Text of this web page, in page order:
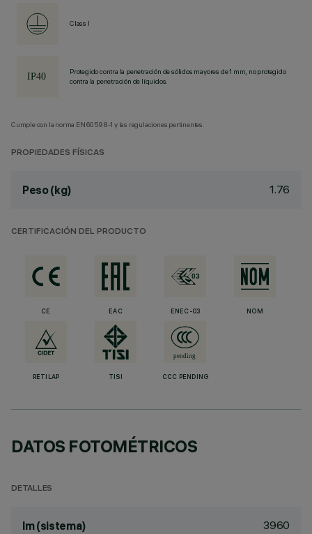
Class I
Protegido contra la penetración de sólidos mayores de 1 mm, no protegido
contra la penetración de líquidos.
Cumple con la norma EN60598-1 y las regulaciones pertinentes.
PROPIEDADES FÍSICAS
Peso (kg) 1.76
CERTIFICACIÓN DEL PRODUCTO
CE EAC ENEC-03 NOM
RETILAP TISI CCC PENDING
DATOS FOTOMÉTRICOS
DETALLES
lm (sistema) 3960